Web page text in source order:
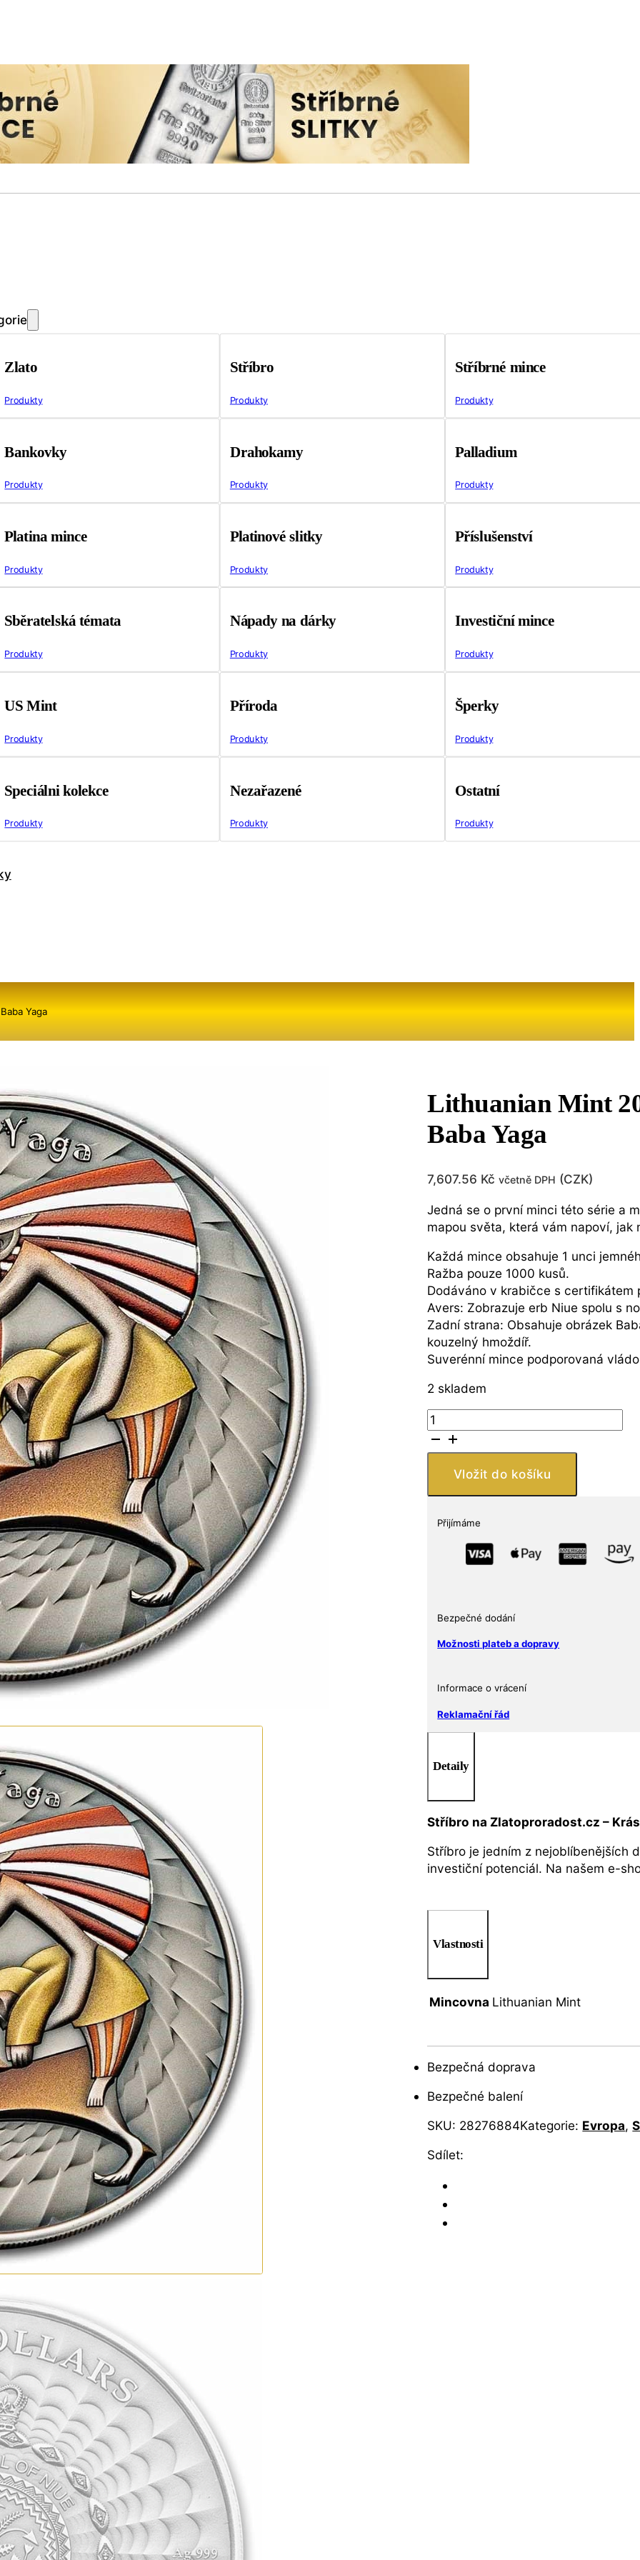
Zlato
Produkty
Stříbro
Produkty
Stříbrné mince
Produkty
Bankovky
Produkty
Drahokamy
Produkty
Palladium
Produkty
Platina mince
Produkty
Platinové slitky
Produkty
Příslušenství
Produkty
Sběratelská témata
Produkty
Nápady na dárky
Produkty
Investiční mince
Produkty
US Mint
Produkty
Příroda
Produkty
Šperky
Produkty
Speciálni kolekce
Produkty
Nezařazené
Produkty
Ostatní
Produkty
Yaga
Lithuanian Mint
Baba Yaga
7,607.56 Kč včetně DPH (CZK)
Jedná se o první minci této série a
mapou světa, která vám napoví,
Každá mince obsahuje 1 unci
Ražba pouze 1000 kusů.
Dodáváno v krabičce s certifikátem
Avers: Zobrazuje erb Niue spolu s
Zadní strana: Obsahuje obrázek
kouzelný hmoždíř.
Suverénní mince podporovaná
2 skladem
Lithuanian
Mint
2023
Antique
množství
Vložit do košíku
Přijímáme
Bezpečné dodání
Možnosti plateb a dopravy
Informace o vrácení
Reklamační řád
Detaily
Stříbro na Zlatoproradost.cz –
Stříbro je jedním z nejoblíbenějších
investiční potenciál. Na našem e-
Vlastnosti
Mincovna Lithuanian Mint
Bezpečná doprava
Bezpečné balení
SKU: 28276884Kategorie: Evropa,
Sdílet: